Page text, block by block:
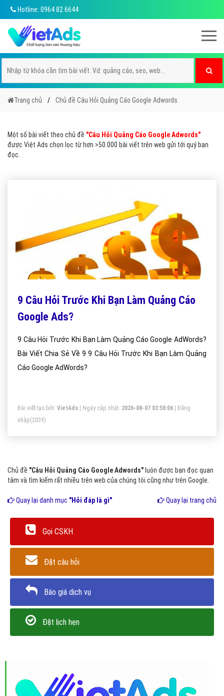
Hotline: 0964 82 6644
Trang chủ Chủ đề Câu Hỏi Quảng Cáo Google Adwords
Một số bài viết theo chủ đề "Câu Hỏi Quảng Cáo Google Adwords"
được Việt Ads chọn lọc từ hơn >50.000 bài viết trên web gửi tới quý bạn
đọc.
9 Câu Hỏi Trước Khi Bạn Làm Quảng Cáo
Google Ads?
9 Câu Hỏi Trước Khi Bạn Làm Quảng Cáo Google AdWords?
Bài Viết Chia Sẻ Về 9 9 Câu Hỏi Trước Khi Bạn Làm Quảng
Cáo Google AdWords?
Bài viết tạo bởi: VietAds | Ngày cập nhật: 2026-08-07 03:58:06
Đăng
nhập(2039)
Chủ đề "Câu Hỏi Quảng Cáo Google Adwords" luôn được bạn đọc quan
tâm và tìm kiếm rất nhiều trên web của chúng tôi cũng như trên Google.
Quay lại danh mục "Hỏi đáp là gì" Quay lại trang chủ
Gọi CSKH
Đặt câu hỏi
Báo giá dịch vụ
Đặt lịch hẹn